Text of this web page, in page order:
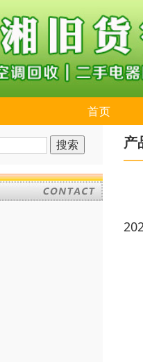
首页
产